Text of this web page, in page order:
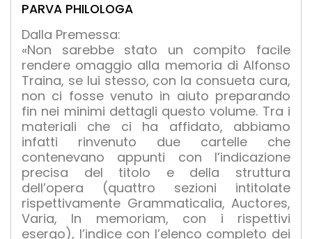
PARVA PHILOLOGA
Dalla Premessa:
«Non sarebbe stato un compito facile
rendere omaggio alla memoria di Alfonso
Traina, se lui stesso, con la consueta cura,
non ci fosse venuto in aiuto preparando
fin nei minimi dettagli questo volume. Tra i
materiali che ci ha affidato, abbiamo
infatti rinvenuto due cartelle che
contenevano appunti con l’indicazione
precisa del titolo e della struttura
dell’opera (quattro sezioni intitolate
rispettivamente Grammaticalia, Auctores,
Varia, In memoriam, con i rispettivi
esergo), l’indice con l’elenco completo dei